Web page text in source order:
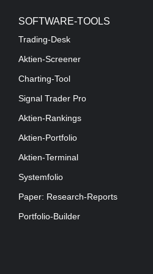
SOFTWARE-TOOLS
Trading-Desk
Aktien-Screener
Charting-Tool
Signal Trader Pro
Aktien-Rankings
Aktien-Portfolio
Aktien-Terminal
Systemfolio
Paper: Research-Reports
Portfolio-Builder